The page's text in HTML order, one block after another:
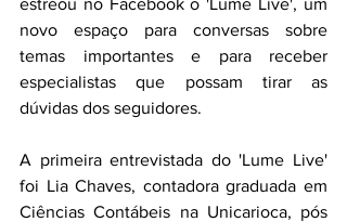
novo espaço para conversas sobre
temas importantes e para receber
especialistas que possam tirar as
dúvidas dos seguidores.
A primeira entrevistada do 'Lume Live'
foi Lia Chaves, contadora graduada em
Ciências Contábeis na Unicarioca, pós